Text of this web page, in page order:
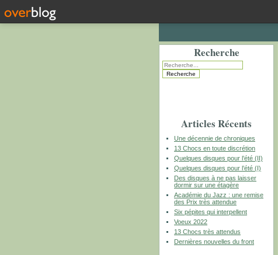
Recherche
Articles Récents
Une décennie de chroniques
13 Chocs en toute discrétion
Quelques disques pour l’été (II)
Quelques disques pour l’été (I)
Des disques à ne pas laisser
dormir sur une étagère
Académie du Jazz : une remise
des Prix très attendue
Six pépites qui interpellent
Voeux 2022
13 Chocs très attendus
Dernières nouvelles du front